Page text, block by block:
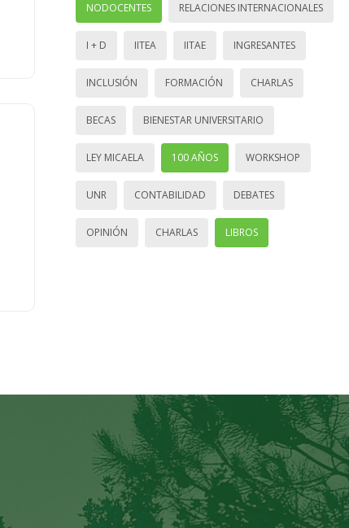
NODOCENTES RELACIONES INTERNACIONALES
I + D IITEA IITAE INGRESANTES
INCLUSIÓN FORMACIÓN CHARLAS
BECAS BIENESTAR UNIVERSITARIO
LEY MICAELA 100 AÑOS WORKSHOP
UNR CONTABILIDAD DEBATES
OPINIÓN CHARLAS LIBROS